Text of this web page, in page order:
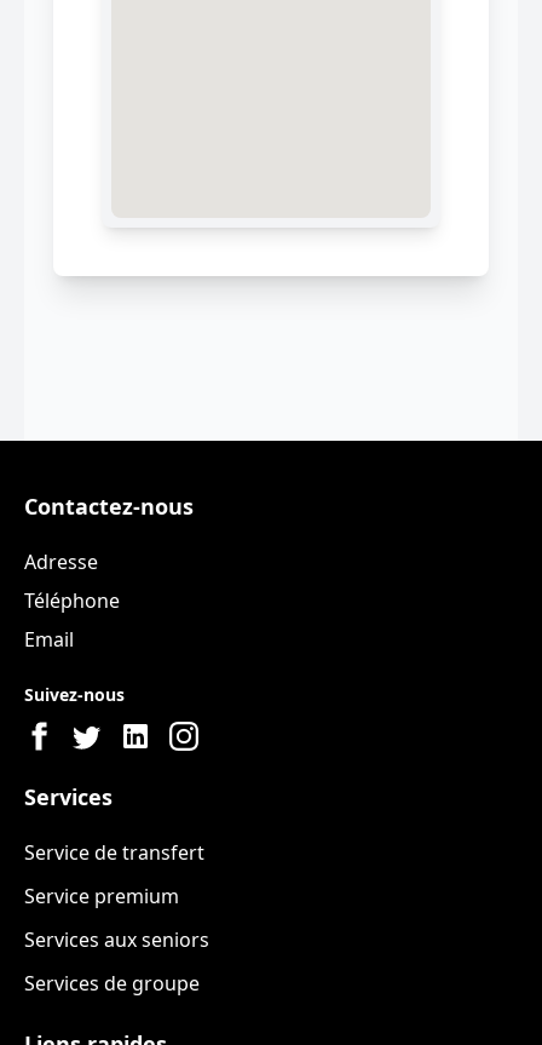
Contactez-nous
Adresse
Téléphone
Email
Suivez-nous
Services
Service de transfert
Service premium
Services aux seniors
Services de groupe